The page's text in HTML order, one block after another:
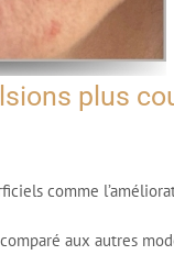
plus
comme
aux autres